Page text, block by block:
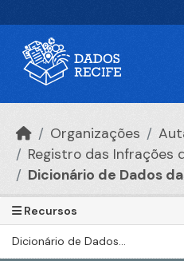
Organizações
Registro das Infrações
Dicionário de Dados
Recursos
Dicionário de Dados...